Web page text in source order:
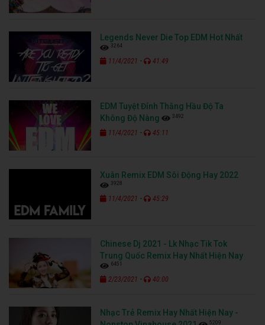
Legends Never Die Top EDM Hot Nhất
3264
11/4/2021 - 41:49
EDM Tuyệt Đỉnh Thằng Hầu Độ Ta
Không Độ Nàng
3492
11/4/2021 - 45:11
Xuân Remix EDM Sôi Động Hay 2022
3928
11/4/2021 - 45:29
Chinese Dj 2021 - Lk Nhạc Tik Tok
Trung Quốc Remix Hay Nhất Hiện Nay
6451
2/23/2021 - 40:00
Nhạc Trẻ Remix Hay Nhất Hiện Nay -
5209